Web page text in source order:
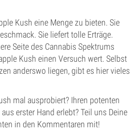
Kush eine Menge zu bieten. Sie
Sie liefert tolle Erträge.
Seite des Cannabis Spektrums
Kush einen Versuch wert. Selbst
anderswo liegen, gibt es hier vieles
mal ausprobiert? Ihren potenten
erster Hand erlebt? Teil uns Deine
in den Kommentaren mit!